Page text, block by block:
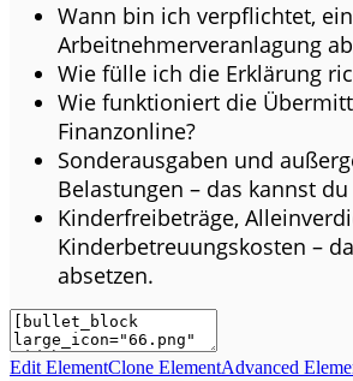
Wann bin ich verpflichtet,
Arbeitnehmerveranlagung
Wie fülle ich die Erklärung
Wie funktioniert die
Finanzonline?
Sonderausgaben und
Belastungen – das kannst
Kinderfreibeträge,
Kinderbetreuungskosten –
absetzen.
Edit ElementClone ElementAdvanced